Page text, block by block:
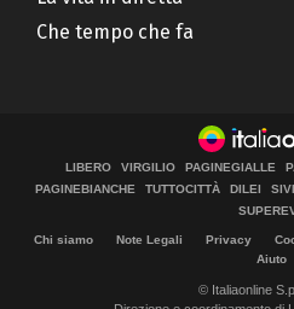
Che tempo che fa
LIBERO VIRGILIO PAGINEGIALLE
PAGINEBIANCHE
TUTTOCITTÀ DILEI
Chi siamo Note Legali Privacy
Aiuto
© Italiaonline